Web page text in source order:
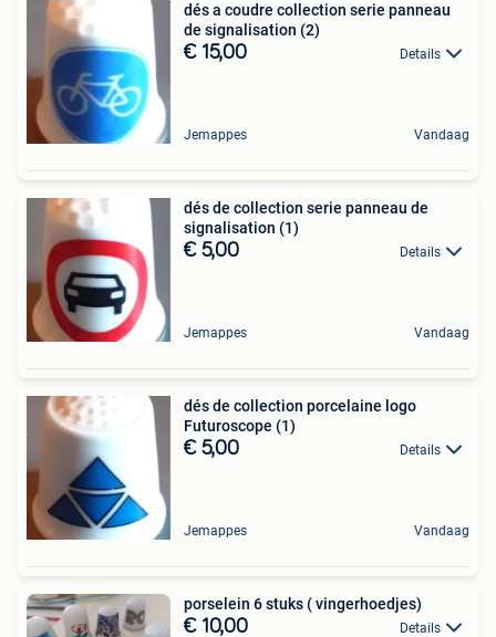
dés a coudre collection serie panneau
de signalisation (2)
€ 15,00 Details
Jemappes Vandaag
dés de collection serie panneau de
signalisation (1)
€ 5,00 Details
Jemappes Vandaag
dés de collection porcelaine logo
Futuroscope (1)
€ 5,00 Details
Jemappes Vandaag
porselein 6 stuks ( vingerhoedjes)
€ 10,00 Details